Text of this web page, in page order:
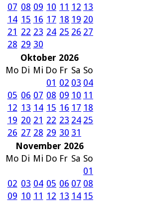
07 08 09 10 11 12 13
14 15 16 17 18 19 20
21 22 23 24 25 26 27
28 29 30
Oktober 2026
Mo Di Mi Do Fr Sa So
01 02 03 04
05 06 07 08 09 10 11
12 13 14 15 16 17 18
19 20 21 22 23 24 25
26 27 28 29 30 31
November 2026
Mo Di Mi Do Fr Sa So
01
02 03 04 05 06 07 08
09 10 11 12 13 14 15